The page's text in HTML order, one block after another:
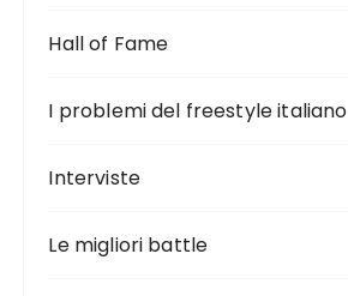
Hall of Fame
I problemi del freestyle italiano
Interviste
Le migliori battle